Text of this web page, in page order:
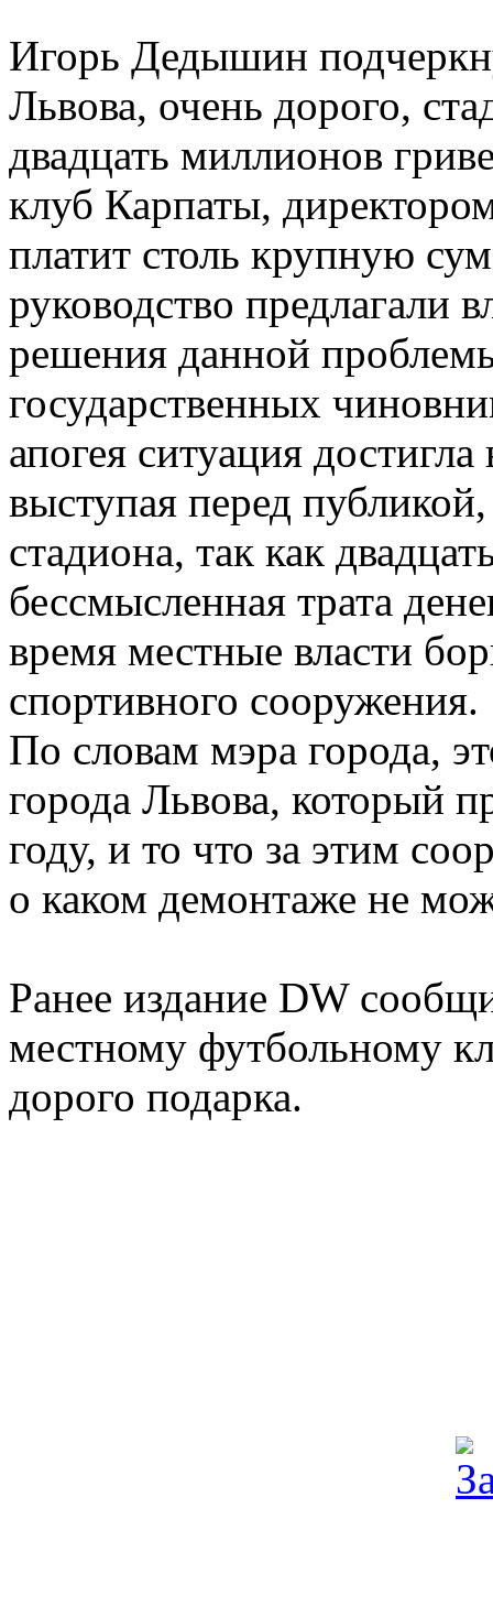
Игорь Дедышин
Львова, очень дорого,
двадцать миллионов
клуб Карпаты,
платит столь крупную
руководство предлагали
решения данной
государственных
апогея ситуация
выступая перед
стадиона, так как
бессмысленная трата
время местные власти
спортивного сооружения.
По словам мэра города,
города Львова, который
году, и то что за этим
о каком демонтаже не
Ранее издание DW
местному футбольному
дорого подарка.